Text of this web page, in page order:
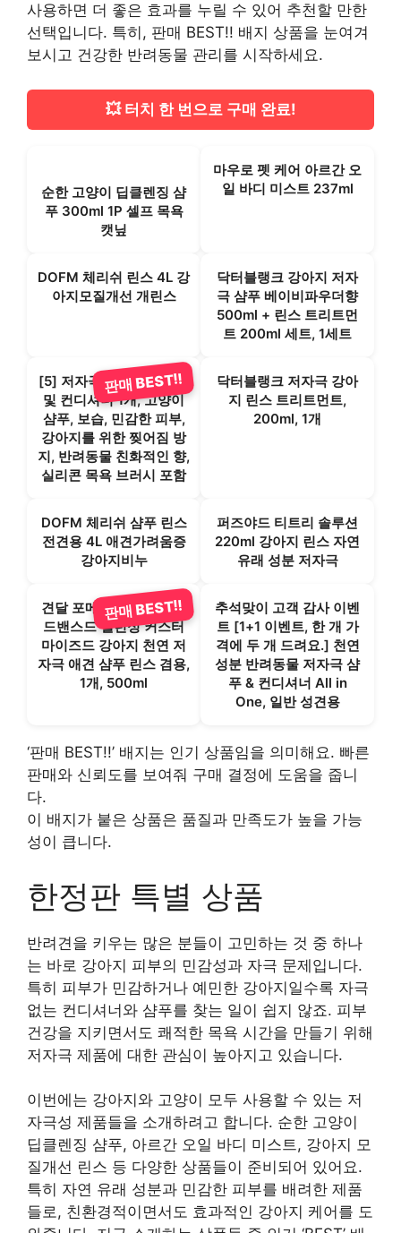
사용하면 더 좋은 효과를 누릴 수 있어 추천할 만한
선택입니다. 특히, 판매 BEST!! 배지 상품을 눈여겨
보시고 건강한 반려동물 관리를 시작하세요.
💥 터치 한 번으로 구매 완료!
순한 고양이 딥클렌징 샴
푸 300ml 1P 셀프 목욕
캣닢
마우로 펫 케어 아르간 오
일 바디 미스트 237ml
DOFM 체리쉬 린스 4L 강
아지모질개선 개린스
닥터블랭크 강아지 저자
극 샴푸 베이비파우더향
500ml + 린스 트리트먼
트 200ml 세트, 1세트
[5] 저자극성 강아지 샴푸
및 컨디셔너 1개, 고양이
샴푸, 보습, 민감한 피부,
강아지를 위한 찢어짐 방
지, 반려동물 친화적인 향,
실리콘 목욕 브러시 포함
판매 BEST!!
닥터블랭크 저자극 강아
지 린스 트리트먼트,
200ml, 1개
DOFM 체리쉬 샴푸 린스
전견용 4L 애견가려움증
강아지비누
퍼즈야드 티트리 솔루션
220ml 강아지 린스 자연
유래 성분 저자극
견달 포메라니안 전용 어
드밴스드 밸런싱 커스터
마이즈드 강아지 천연 저
자극 애견 샴푸 린스 겸용,
1개, 500ml
판매 BEST!!
추석맞이 고객 감사 이벤
트 [1+1 이벤트, 한 개 가
격에 두 개 드려요.] 천연
성분 반려동물 저자극 샴
푸 & 컨디셔너 All in
One, 일반 성견용
‘판매 BEST!!’ 배지는 인기 상품임을 의미해요. 빠른
판매와 신뢰도를 보여줘 구매 결정에 도움을 줍니
다.
이 배지가 붙은 상품은 품질과 만족도가 높을 가능
성이 큽니다.
한정판 특별 상품
반려견을 키우는 많은 분들이 고민하는 것 중 하나
는 바로 강아지 피부의 민감성과 자극 문제입니다.
특히 피부가 민감하거나 예민한 강아지일수록 자극
없는 컨디셔너와 샴푸를 찾는 일이 쉽지 않죠. 피부
건강을 지키면서도 쾌적한 목욕 시간을 만들기 위해
저자극 제품에 대한 관심이 높아지고 있습니다.
이번에는 강아지와 고양이 모두 사용할 수 있는 저
자극성 제품들을 소개하려고 합니다. 순한 고양이
딥클렌징 샴푸, 아르간 오일 바디 미스트, 강아지 모
질개선 린스 등 다양한 상품들이 준비되어 있어요.
특히 자연 유래 성분과 민감한 피부를 배려한 제품
들로, 친환경적이면서도 효과적인 강아지 케어를 도